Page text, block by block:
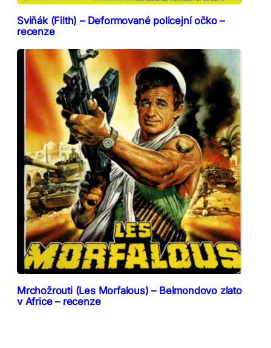
Sviňák (Filth) – Deformované policejní očko –
recenze
Mrchožrouti (Les Morfalous) – Belmondovo zlato
v Africe – recenze